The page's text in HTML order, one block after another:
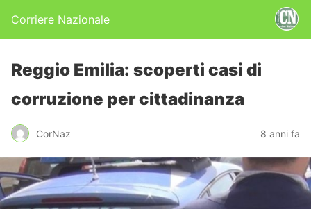
Corriere Nazionale
Reggio Emilia: scoperti casi di
corruzione per cittadinanza
CorNaz 8 anni fa